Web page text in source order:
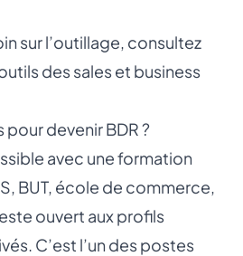
sur l’outillage, consultez
des sales et business
devenir BDR ?
avec une formation
BUT, école de commerce,
ouvert aux profils
C’est l’un des postes